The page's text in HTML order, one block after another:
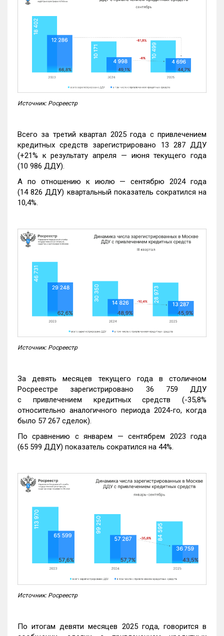
Источник: Росреестр
Всего за третий квартал 2025 года с привлечением
кредитных средств зарегистрировано 13 287 ДДУ
(+21% к результату апреля — июня текущего года
(10 986 ДДУ).
А по отношению к июлю — сентябрю 2024 года
(14 826 ДДУ) квартальный показатель сократился на
10,4%.
Источник: Росреестр
За девять месяцев текущего года в столичном
Росреестре зарегистрировано 36 759 ДДУ
с привлечением кредитных средств (-35,8%
относительно аналогичного периода 2024-го, когда
было 57 267 сделок).
По сравнению с январем — сентябрем 2023 года
(65 599 ДДУ) показатель сократился на 44%.
Источник: Росреестр
По итогам девяти месяцев 2025 года, говорится в